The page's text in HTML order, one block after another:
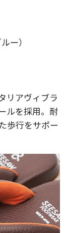
ー）
リアヴィブラ
ルを採用。耐
歩行をサポー